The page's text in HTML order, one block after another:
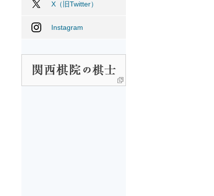
X（旧Twitter）
Instagram